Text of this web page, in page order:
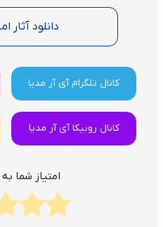
دانلود آثار
کانال تلگرام آی آر مدیا
کانال روبیکا آی آر مدیا
امتیاز شما